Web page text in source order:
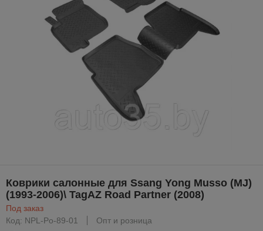
Коврики салонные для Ssang Yong Musso (MJ)
(1993-2006)\ TagAZ Road Partner (2008)
Под заказ
Код: NPL-Po-89-01
Опт и розница